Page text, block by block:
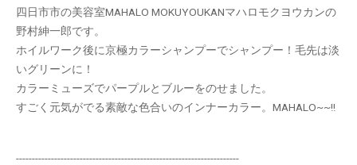
四日市市の美容室MAHALO MOKUYOUKANマハロモクヨウカンの
野村紳一郎です。
ホイルワーク後に京極カラーシャンプーでシャンプー！毛先は淡
いグリーンに！
カラーミューズでパープルとブルーをのせました。
すごく元気がでる素敵な色合いのインナーカラー。MAHALO~~!!
----------------------------------------------------------------------